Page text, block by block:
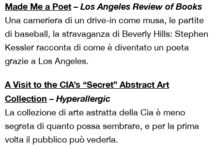
Made Me a Poet – Los Angeles Review of Books
Una cameriera di un drive-in come musa, le partite
di baseball, la stravaganza di Beverly Hills: Stephen
Kessler racconta di come è diventato un poeta
grazie a Los Angeles.
A Visit to the CIA’s “Secret” Abstract Art
Collection – Hyperallergic
La collezione di arte astratta della Cia è meno
segreta di quanto possa sembrare, e per la prima
volta il pubblico può vederla.